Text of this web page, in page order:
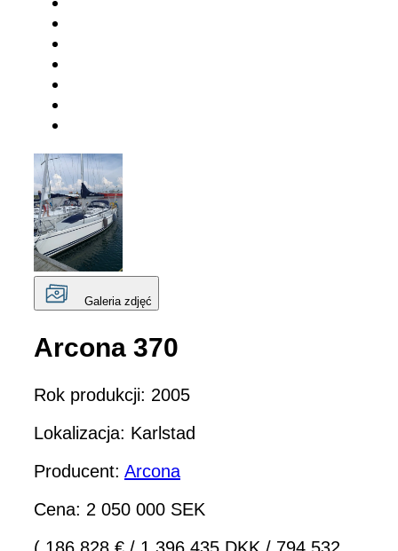
Galeria zdjęć
Arcona 370
Rok produkcji: 2005
Lokalizacja: Karlstad
Producent: Arcona
Cena: 2 050 000 SEK